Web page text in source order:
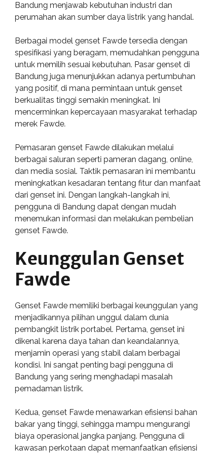
Bandung menjawab kebutuhan industri dan
perumahan akan sumber daya listrik yang handal.
Berbagai model genset Fawde tersedia dengan
spesifikasi yang beragam, memudahkan pengguna
untuk memilih sesuai kebutuhan. Pasar genset di
Bandung juga menunjukkan adanya pertumbuhan
yang positif, di mana permintaan untuk genset
berkualitas tinggi semakin meningkat. Ini
mencerminkan kepercayaan masyarakat terhadap
merek Fawde.
Pemasaran genset Fawde dilakukan melalui
berbagai saluran seperti pameran dagang, online,
dan media sosial. Taktik pemasaran ini membantu
meningkatkan kesadaran tentang fitur dan manfaat
dari genset ini. Dengan langkah-langkah ini,
pengguna di Bandung dapat dengan mudah
menemukan informasi dan melakukan pembelian
genset Fawde.
Keunggulan Genset
Fawde
Genset Fawde memiliki berbagai keunggulan yang
menjadikannya pilihan unggul dalam dunia
pembangkit listrik portabel. Pertama, genset ini
dikenal karena daya tahan dan keandalannya,
menjamin operasi yang stabil dalam berbagai
kondisi. Ini sangat penting bagi pengguna di
Bandung yang sering menghadapi masalah
pemadaman listrik.
Kedua, genset Fawde menawarkan efisiensi bahan
bakar yang tinggi, sehingga mampu mengurangi
biaya operasional jangka panjang. Pengguna di
kawasan perkotaan dapat memanfaatkan efisiensi